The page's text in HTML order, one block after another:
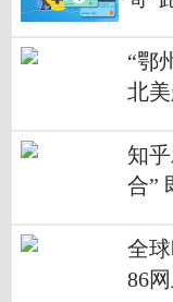
“鄂
北
知
合”
全
86